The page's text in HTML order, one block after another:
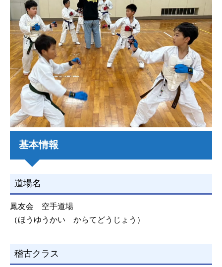
基本情報
道場名
鳳友会 空手道場
（ほうゆうかい からてどうじょう）
稽古クラス